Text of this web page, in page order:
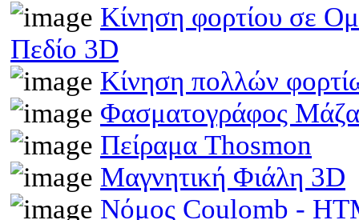
Κίνηση φορτίου σε
Πεδίο 3D
Κίνηση πολλών
Φασματογράφος
Πείραμα Thosmon
Μαγνητική Φιάλη 3D
Νόμος Coulomb -